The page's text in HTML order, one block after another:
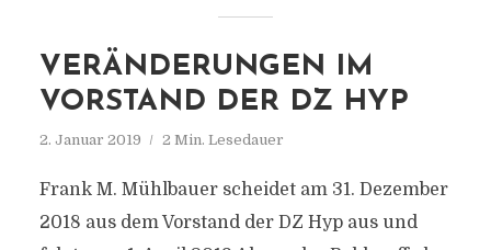
VERÄNDERUNGEN IM
VORSTAND DER DZ HYP
2. Januar 2019 2 Min. Lesedauer
Frank M. Mühlbauer scheidet am 31. Dezember
2018 aus dem Vorstand der DZ Hyp aus und